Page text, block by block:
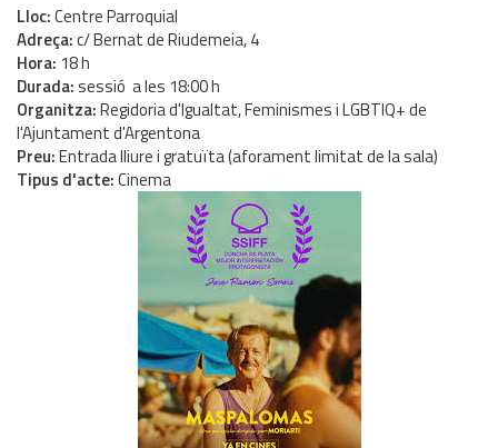
Lloc Centre Parroquial
Adreça c/ Bernat de Riudemeia, 4
Hora 18 h
Durada sessió a les 18:00 h
Organitza Regidoria d'Igualtat, Feminismes i LGBTIQ+ de
l'Ajuntament d'Argentona
Preu Entrada lliure i gratuïta (aforament limitat de la sala)
Tipus d'acte Cinema